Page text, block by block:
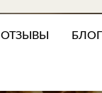
ОТЗЫВЫ БЛОГ